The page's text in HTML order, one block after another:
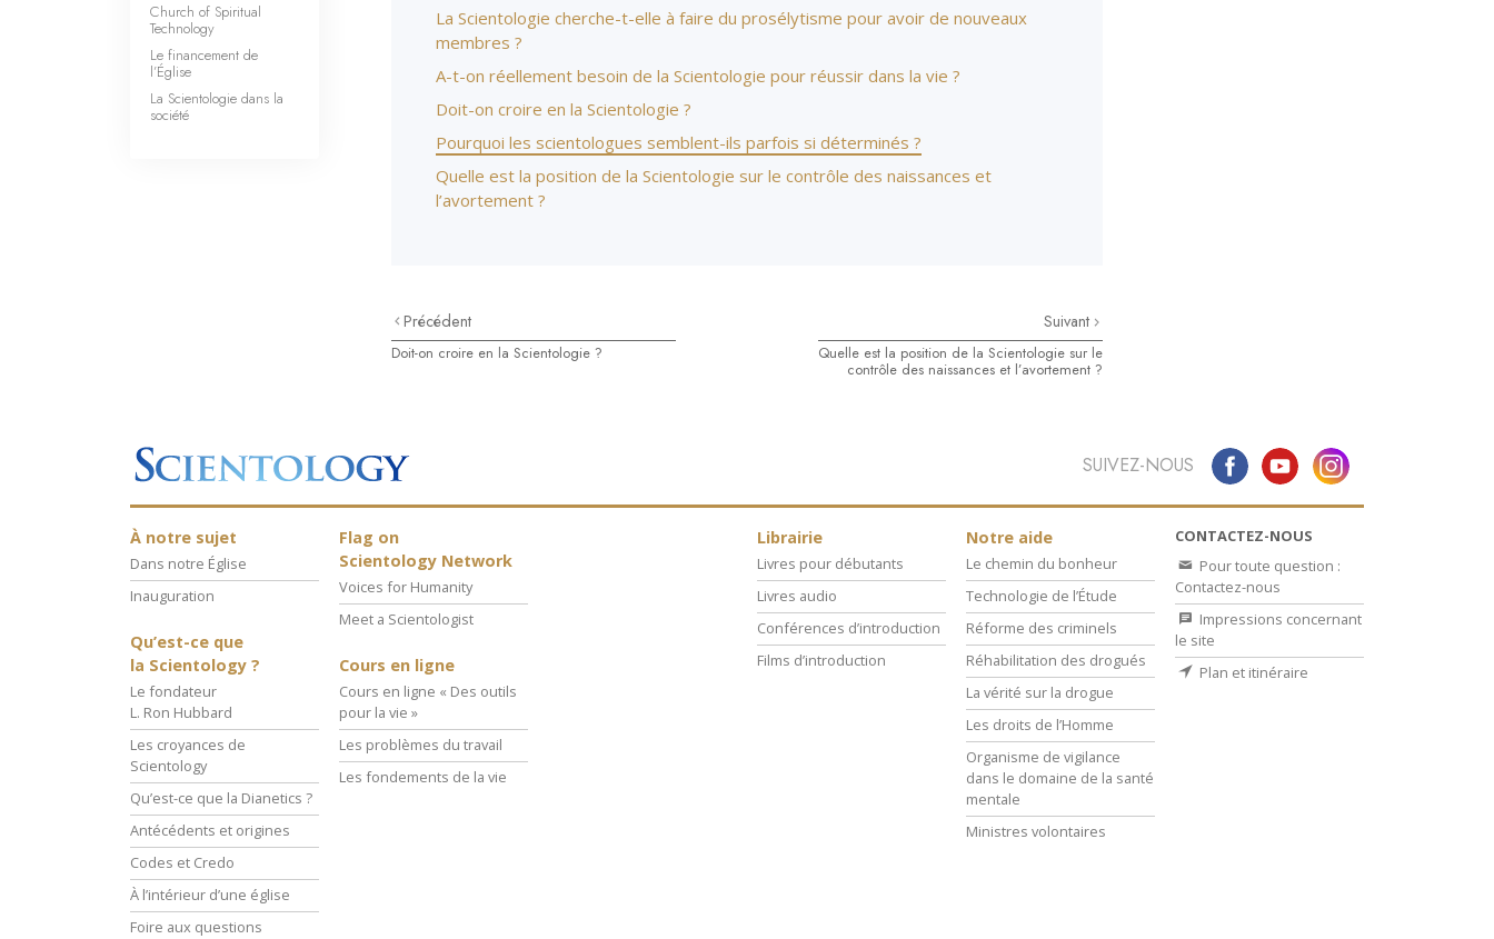
La Scientologie cherche-t-elle à faire du prosélytisme pour avoir de nouveaux
membres ?
A-t-on réellement besoin de la Scientologie pour réussir dans la vie ?
Doit-on croire en la Scientologie ?
Pourquoi les scientologues semblent-ils parfois si déterminés ?
Quelle est la position de la Scientologie sur le contrôle des naissances et
l’avortement ?
Précédent
Doit-on croire en la Scientologie ?
Suivant
Quelle est la position de la Scientologie sur le
contrôle des naissances et l’avortement ?
Church of Spiritual
Technology
Le financement de
l’Église
La Scientologie dans la
société
SUIVEZ-NOUS
À notre sujet
Dans notre Église
Inauguration
Qu’est-ce que
la Scientology ?
Le fondateur
L. Ron Hubbard
Les croyances de
Scientology
Qu’est-ce que la Dianetics ?
Antécédents et origines
Codes et Credo
À l’intérieur d’une église
Foire aux questions
Flag on
Scientology Network
Voices for Humanity
Meet a Scientologist
Cours en ligne
Cours en ligne « Des outils
pour la vie »
Les problèmes du travail
Les fondements de la vie
Librairie
Livres pour débutants
Livres audio
Conférences d’introduction
Films d’introduction
Notre aide
Le chemin du bonheur
Technologie de l’Étude
Réforme des criminels
Réhabilitation des drogués
La vérité sur la drogue
Les droits de l’Homme
Organisme de vigilance
dans le domaine de la santé
mentale
Ministres volontaires
CONTACTEZ-NOUS
Pour toute question :
Contactez-nous
Impressions concernant
le site
Plan et itinéraire